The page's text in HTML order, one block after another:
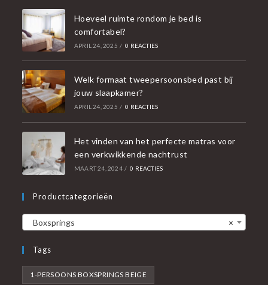
Hoeveel ruimte rondom je bed is
comfortabel?
APRIL 24, 2025 / 0 REACTIES
Welk formaat tweepersoonsbed past bij
jouw slaapkamer?
APRIL 24, 2025 / 0 REACTIES
Het vinden van het perfecte matras voor
een verkwikkende nachtrust
MAART 24, 2024 / 0 REACTIES
Productcategorieën
×
Boxsprings
Tags
1-PERSOONS BOXSPRINGS BEIGE